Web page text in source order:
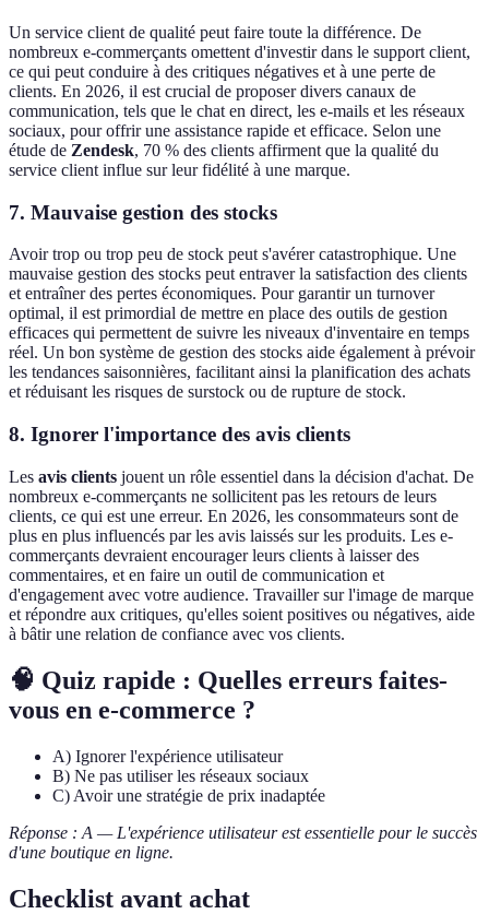
Un service client de qualité peut faire toute la différence. De
nombreux e-commerçants omettent d'investir dans le support client,
ce qui peut conduire à des critiques négatives et à une perte de
clients. En 2026, il est crucial de proposer divers canaux de
communication, tels que le chat en direct, les e-mails et les réseaux
sociaux, pour offrir une assistance rapide et efficace. Selon une
étude de Zendesk, 70 % des clients affirment que la qualité du
service client influe sur leur fidélité à une marque.
7. Mauvaise gestion des stocks
Avoir trop ou trop peu de stock peut s'avérer catastrophique. Une
mauvaise gestion des stocks peut entraver la satisfaction des clients
et entraîner des pertes économiques. Pour garantir un turnover
optimal, il est primordial de mettre en place des outils de gestion
efficaces qui permettent de suivre les niveaux d'inventaire en temps
réel. Un bon système de gestion des stocks aide également à prévoir
les tendances saisonnières, facilitant ainsi la planification des achats
et réduisant les risques de surstock ou de rupture de stock.
8. Ignorer l'importance des avis clients
Les avis clients jouent un rôle essentiel dans la décision d'achat. De
nombreux e-commerçants ne sollicitent pas les retours de leurs
clients, ce qui est une erreur. En 2026, les consommateurs sont de
plus en plus influencés par les avis laissés sur les produits. Les e-
commerçants devraient encourager leurs clients à laisser des
commentaires, et en faire un outil de communication et
d'engagement avec votre audience. Travailler sur l'image de marque
et répondre aux critiques, qu'elles soient positives ou négatives, aide
à bâtir une relation de confiance avec vos clients.
🧠 Quiz rapide : Quelles erreurs faites-
vous en e-commerce ?
A) Ignorer l'expérience utilisateur
B) Ne pas utiliser les réseaux sociaux
C) Avoir une stratégie de prix inadaptée
Réponse : A — L'expérience utilisateur est essentielle pour le succès
d'une boutique en ligne.
Checklist avant achat